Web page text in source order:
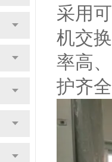
采用
机交
率高
护齐